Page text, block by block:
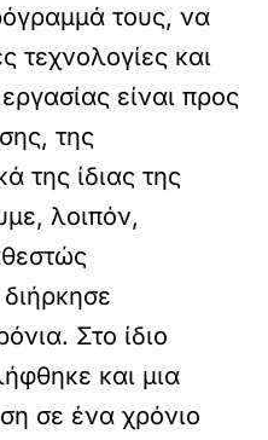
τους, να
τεχνολογίες και
είναι προς
της
της ίδιας της
λοιπόν,
Στο ίδιο
και μια
σε ένα χρόνιο